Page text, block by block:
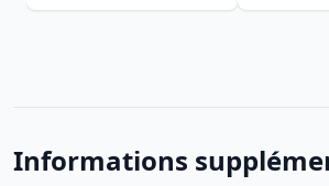
Informations